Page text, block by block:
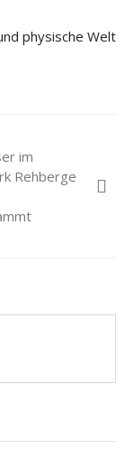
physische Welt
im
Rehberge